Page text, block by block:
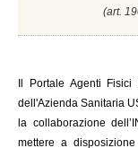
(art.
Portale Agenti
dell'Azienda Sanitaria
la collaborazione
mettere a